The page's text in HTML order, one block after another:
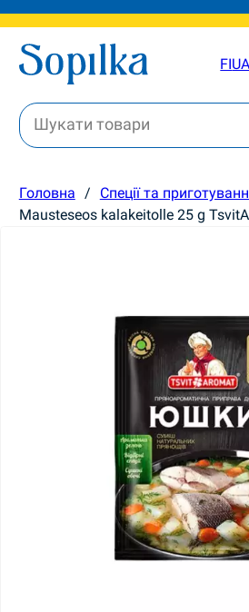
FIUA
Головна / Спеції та
Mausteseos kalakeitolle 25 g